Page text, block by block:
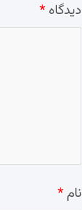
دیدگاه *
نام *